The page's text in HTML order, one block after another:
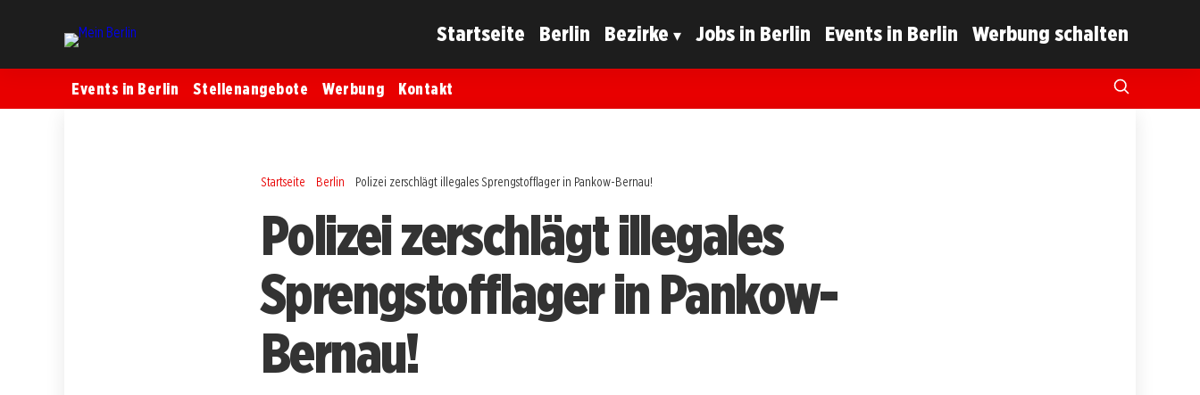
Startseite Berlin Bezirke Jobs in Berlin Events in Berlin Werbung schalten
Events in Berlin Stellenangebote Werbung Kontakt
Startseite Berlin Polizei zerschlägt illegales Sprengstofflager in Pankow-Bernau!
Polizei zerschlägt illegales
Sprengstofflager in Pankow-
Bernau!